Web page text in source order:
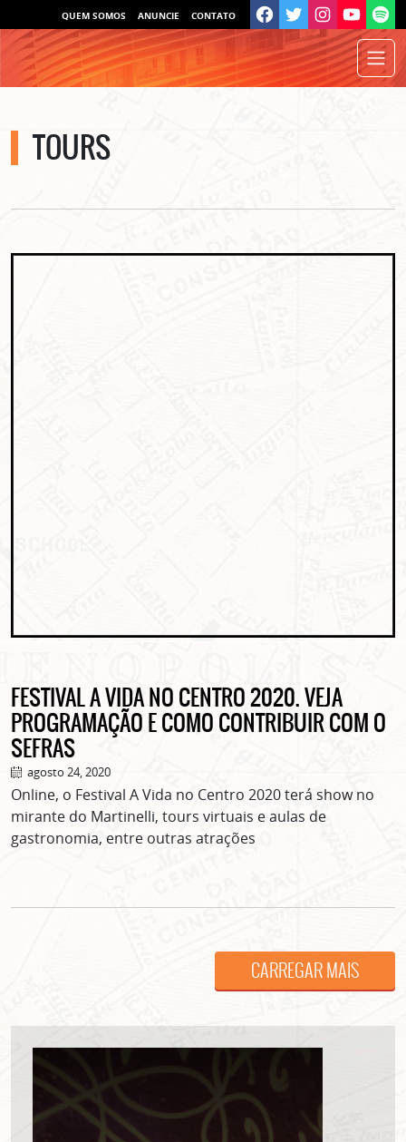
QUEM SOMOS ANUNCIE CONTATO
TOURS
FESTIVAL A VIDA NO CENTRO 2020. VEJA
PROGRAMAÇÃO E COMO CONTRIBUIR COM O
SEFRAS
agosto 24, 2020
Online, o Festival A Vida no Centro 2020 terá show no
mirante do Martinelli, tours virtuais e aulas de
gastronomia, entre outras atrações
CARREGAR MAIS
ASSINE GRATUITAMENTE
NOSSA NEWSLETTER!
Clique no botão abaixo para receber notícias sobre o
centro de São Paulo no seu email.